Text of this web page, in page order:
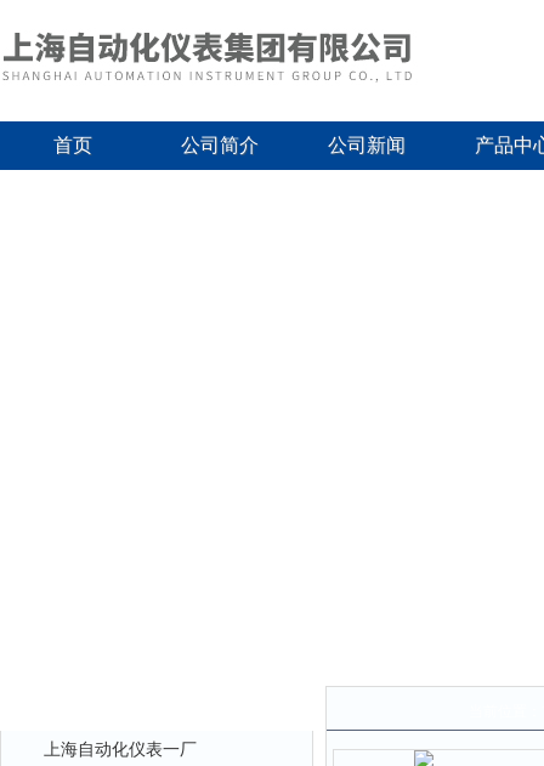
首页 公司简介 公司新闻 产品中
上海自动化仪表一厂